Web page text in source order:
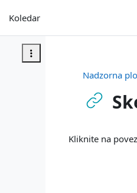
Koledar
Nadzorna
Kliknite na